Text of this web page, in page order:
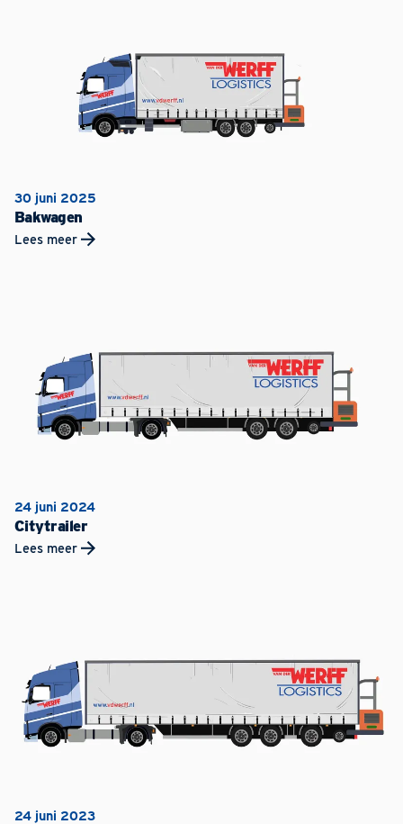
30 juni 2025
Bakwagen
Lees meer
24 juni 2024
Citytrailer
Lees meer
24 juni 2023